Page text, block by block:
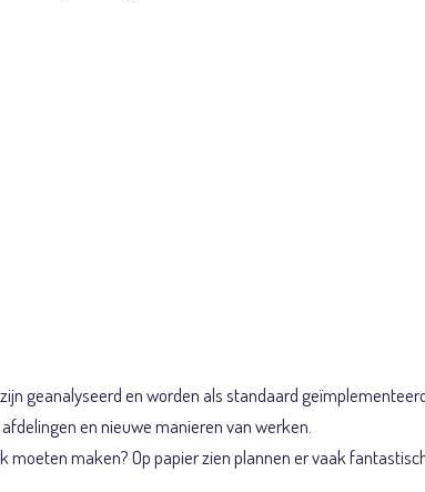
geanalyseerd en worden als standaard
en nieuwe manieren van werken.
maken? Op papier zien plannen er vaak